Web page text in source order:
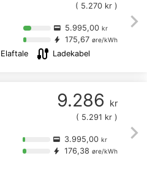
chevron_right
Elaftale cable Ladekabel
( 5.270 kr )
credit_card 5.995,00 kr
bolt 175,67 øre/kWh
chevron_right
9.286 kr
( 5.291 kr )
credit_card 3.995,00 kr
bolt 176,38 øre/kWh